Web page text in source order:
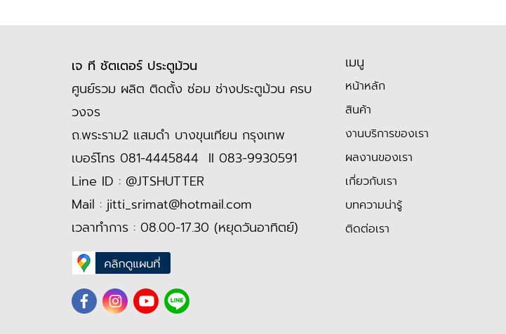
เจ ที ชัตเตอร์ ประตูม้วน
ศูนย์รวม ผลิต ติดตั้ง ซ่อม ช่างประตูม้วน ครบ
วงจร
ถ.พระราม2 แสมดำ บางขุนเทียน กรุงเทพ
เบอร์โทร 081-4445844 II 083-9930591
Line ID : @JTSHUTTER
Mail : jitti_srimat@hotmail.com
เวลาทำการ : 08.00-17.30 (หยุดวันอาทิตย์)
เมนู
หน้าหลัก
สินค้า
งานบริการของเรา
ผลงานของเรา
เกี่ยวกับเรา
บทความน่ารู้
ติดต่อเรา